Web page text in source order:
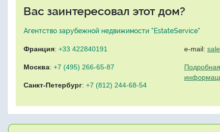
Вас заинтересовал этот дом?
Агентство зарубежной недвижимости "EstateService"
Франция: +33 422840191
Москва: +7 (495) 266-65-87
Санкт-Петербург: +7 (812) 244-68-54
e-mail: